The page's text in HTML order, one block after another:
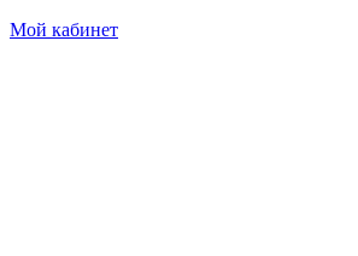
Мой кабинет